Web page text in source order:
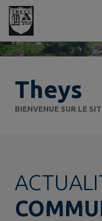
Contenu
Theys
BIENVENUE SUR LE